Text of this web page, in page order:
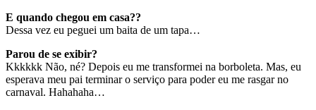
E quando chegou em casa??
Dessa vez eu peguei um baita de um tapa…
Parou de se exibir?
Kkkkkk Não, né? Depois eu me transformei na borboleta. Mas, eu
esperava meu pai terminar o serviço para poder eu me rasgar no
carnaval. Hahahaha…